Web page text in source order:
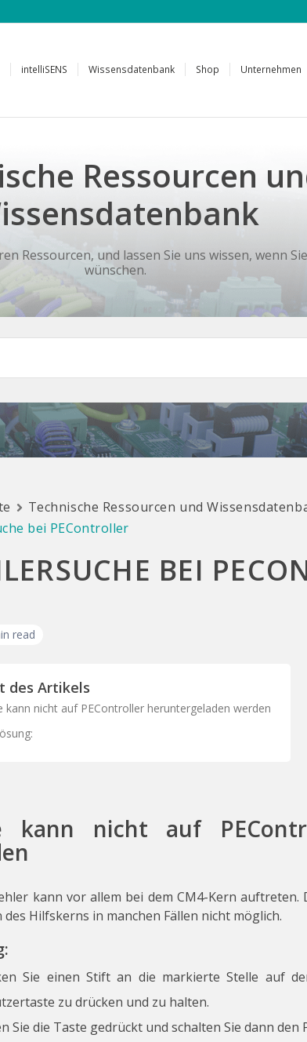
intelliSENS Wissensdatenbank Shop Unternehmen
Ressourcen
Ressourcen, und lassen Sie uns wissen, wenn
wünschen.
Technische Ressourcen und
bei PEController
BEI
read
des Artikels
kann nicht auf PEController heruntergeladen werden
kann nicht auf
kann vor allem bei dem CM4-Kern
des Hilfskerns in manchen Fällen nicht möglich.
Sie einen Stift an die markierte Stelle auf
zu drücken und zu halten.
Sie die Taste gedrückt und schalten Sie dann den